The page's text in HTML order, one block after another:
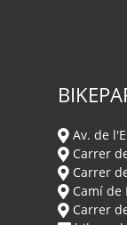
Av. de
Carrer
Carrer
Camí de
Carrer